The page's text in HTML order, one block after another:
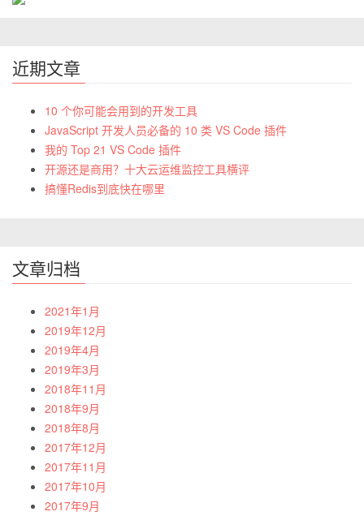
近期文章
10 个你可能会用到的开发工具
JavaScript 开发人员必备的 10 类 VS Code 插件
我的 Top 21 VS Code 插件
开源还是商用？十大云运维监控工具横评
搞懂Redis到底快在哪里
文章归档
2021年1月
2019年12月
2019年4月
2019年3月
2018年11月
2018年9月
2018年8月
2017年12月
2017年11月
2017年10月
2017年9月